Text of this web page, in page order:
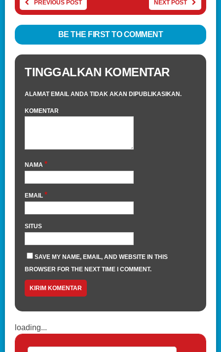
PREVIOUS POST NEXT POST
BE THE FIRST TO COMMENT
TINGGALKAN KOMENTAR
ALAMAT EMAIL ANDA TIDAK AKAN DIPUBLIKASIKAN.
KOMENTAR
NAMA *
EMAIL *
SITUS
SAVE MY NAME, EMAIL, AND WEBSITE IN THIS
BROWSER FOR THE NEXT TIME I COMMENT.
loading...